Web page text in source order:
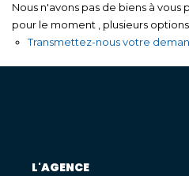
Nous n'avons pas de biens à
pour le moment , plusieurs
Transmettez-nous votre
L'AGENCE